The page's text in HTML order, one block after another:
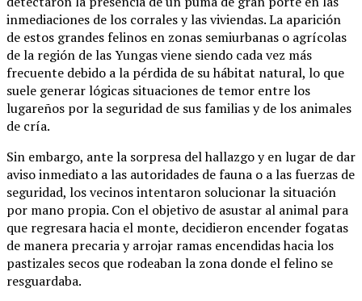
inmediaciones de los corrales y las viviendas. La aparición
de estos grandes felinos en zonas semiurbanas o agrícolas
de la región de las Yungas viene siendo cada vez más
frecuente debido a la pérdida de su hábitat natural, lo que
suele generar lógicas situaciones de temor entre los
lugareños por la seguridad de sus familias y de los animales
de cría.
Sin embargo, ante la sorpresa del hallazgo y en lugar de dar
aviso inmediato a las autoridades de fauna o a las fuerzas de
seguridad, los vecinos intentaron solucionar la situación
por mano propia. Con el objetivo de asustar al animal para
que regresara hacia el monte, decidieron encender fogatas
de manera precaria y arrojar ramas encendidas hacia los
pastizales secos que rodeaban la zona donde el felino se
resguardaba.